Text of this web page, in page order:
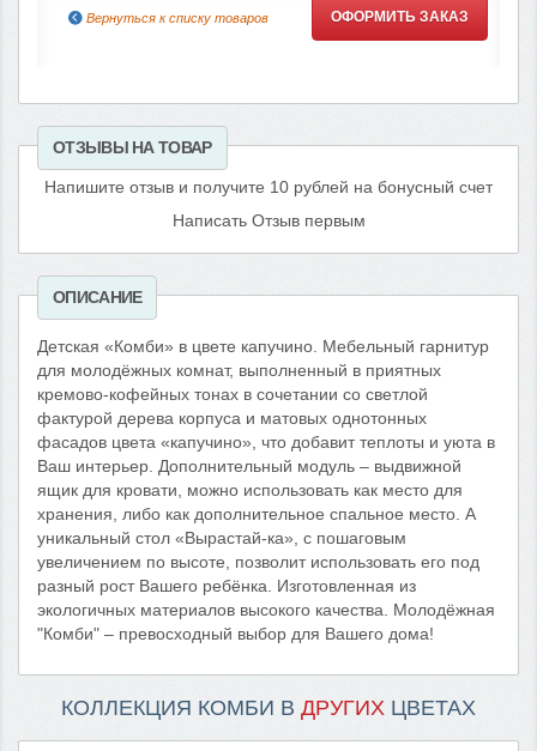
Вернуться к списку товаров ОФОРМИТЬ ЗАКАЗ
ОТЗЫВЫ НА ТОВАР
Напишите отзыв и получите 10 рублей на бонусный счет
Написать Отзыв первым
ОПИСАНИЕ
Детская «Комби» в цвете капучино. Мебельный гарнитур
для молодёжных комнат, выполненный в приятных
кремово-кофейных тонах в сочетании со светлой
фактурой дерева корпуса и матовых однотонных
фасадов цвета «капучино», что добавит теплоты и уюта в
Ваш интерьер. Дополнительный модуль – выдвижной
ящик для кровати, можно использовать как место для
хранения, либо как дополнительное спальное место. А
уникальный стол «Вырастай-ка», с пошаговым
увеличением по высоте, позволит использовать его под
разный рост Вашего ребёнка. Изготовленная из
экологичных материалов высокого качества. Молодёжная
"Комби" – превосходный выбор для Вашего дома!
КОЛЛЕКЦИЯ КОМБИ В ДРУГИХ ЦВЕТАХ